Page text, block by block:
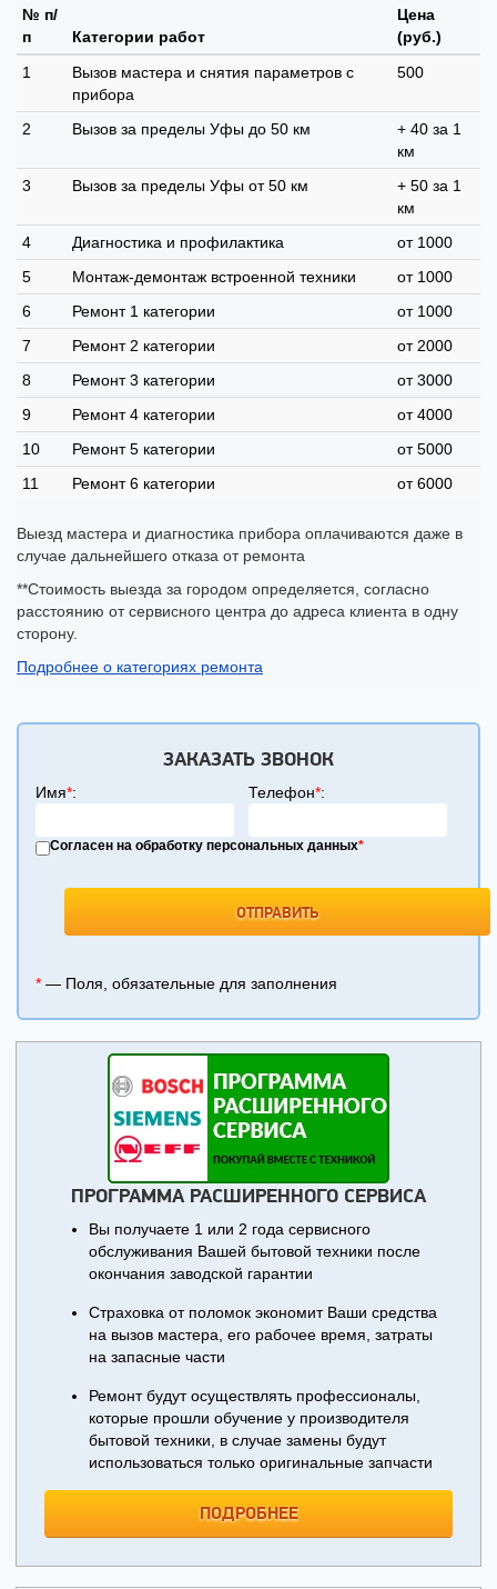
№ п/
п
Категории работ
Цена
(руб.)
1
Вызов мастера и снятия параметров с
прибора
500
2 Вызов за пределы Уфы до 50 км
+ 40 за 1
км
3
Вызов за пределы Уфы от 50 км
+ 50 за 1
км
4
Диагностика и профилактика
от 1000
5
Монтаж-демонтаж встроенной техники
от 1000
6
Ремонт 1 категории
от 1000
7
Ремонт 2 категории
от 2000
8
Ремонт 3 категории
от 3000
9
Ремонт 4 категории
от 4000
10
Ремонт 5 категории
от 5000
11
Ремонт 6 категории от 6000
Выезд мастера и диагностика прибора оплачиваются даже в
случае дальнейшего отказа от ремонта
**Стоимость выезда за городом определяется, согласно
расстоянию от сервисного центра до адреса клиента в одну
сторону.
Подробнее о категориях ремонта
ЗАКАЗАТЬ ЗВОНОК
Имя*: Телефон*:
Согласен на обработку персональных данных*
* — Поля, обязательные для заполнения
ПРОГРАММА РАСШИРЕННОГО СЕРВИСА
Вы получаете 1 или 2 года сервисного
обслуживания Вашей бытовой техники после
окончания заводской гарантии
Страховка от поломок экономит Ваши средства
на вызов мастера, его рабочее время, затраты
на запасные части
Ремонт будут осуществлять профессионалы,
которые прошли обучение у производителя
бытовой техники, в случае замены будут
использоваться только оригинальные запчасти
ПОДРОБНЕЕ